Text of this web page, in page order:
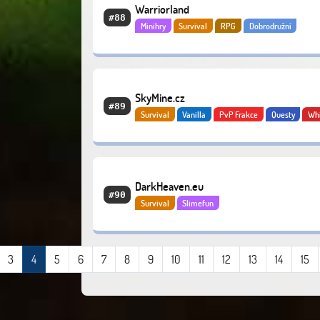
#88
Warriorland
Minihry Survival RPG Dobrodružní
#89
SkyMine.cz
Survival Vanilla PvP Frakce Questy
#90
DarkHeaven.eu
Survival Slimefun
3 4 5 6 7 8 9 10 11 12 13 14 15